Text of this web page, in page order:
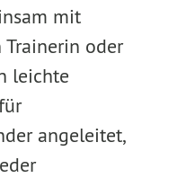
mit
oder
leichte
angeleitet,